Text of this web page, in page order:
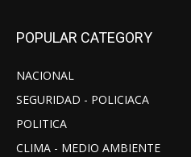
POPULAR CATEGORY
NACIONAL
SEGURIDAD - POLICIACA
POLITICA
CLIMA - MEDIO AMBIENTE